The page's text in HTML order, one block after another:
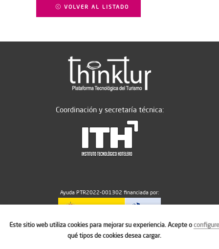
VOLVER AL LISTADO
Coordinación y secretaría técnica:
Ayuda PTR2022-001302 financiada por:
MICIU/AEI/10.13039/501100011033
Este sitio web utiliza cookies para mejorar su experiencia. Acepte oconfigure
qué tipos de cookies desea cargar.